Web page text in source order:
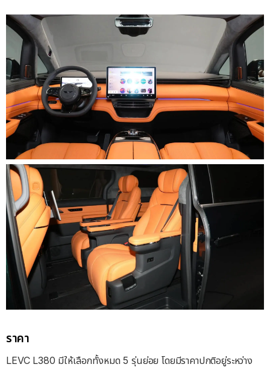
ราคา
LEVC L380 มีให้เลือกทั้งหมด 5 รุ่นย่อย โดยมีราคาปกติอยู่ระหว่าง